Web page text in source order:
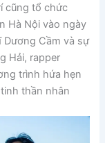
cũng tổ chức
Hà Nội vào ngày
Dương Cầm và sự
Hải, rapper
trình hứa hẹn
thần nhân